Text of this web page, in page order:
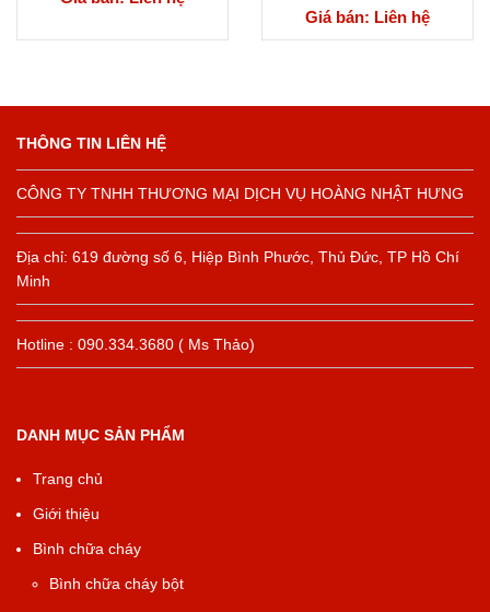
Giá bán: Liên hệ
THÔNG TIN LIÊN HỆ
CÔNG TY TNHH THƯƠNG MẠI DỊCH VỤ HOÀNG NHẬT HƯNG
Địa chỉ: 619 đường số 6, Hiệp Bình Phước, Thủ Đức, TP Hồ Chí
Minh
Hotline : 090.334.3680 ( Ms Thảo)
DANH MỤC SẢN PHẨM
Trang chủ
Giới thiệu
Bình chữa cháy
Bình chữa cháy bột